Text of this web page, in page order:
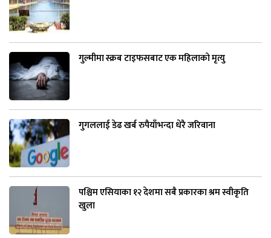
गुल्मीमा स्क्रब टाइफसबाट एक महिलाको मृत्यु
गुगललाई डेढ खर्ब रुपैयाँभन्दा धेरै जरिवाना
पश्चिम एसियाका १२ देशमा सबै प्रकारका श्रम स्वीकृति
खुला